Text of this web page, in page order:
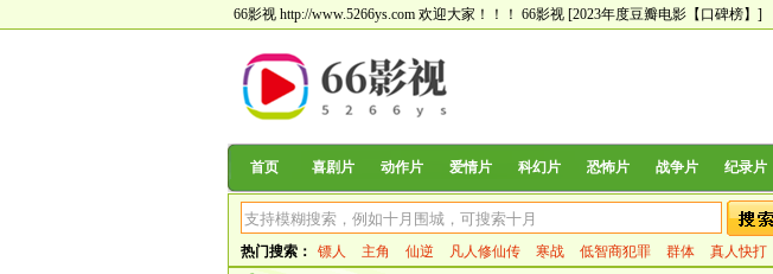
66影视 http://www.5266ys.com 欢迎大家！！！ 66影视 [2023年度豆瓣电影【口碑榜】]
首页 喜剧片 动作片 爱情片 科幻片 恐怖片 战争片 纪录片
热门搜索： 镖人 主角 仙逆 凡人修仙传 寒战 低智商犯罪 群体 真人快打